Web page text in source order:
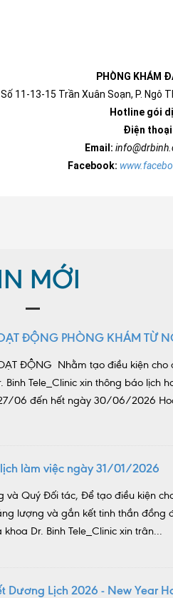
PHÒNG KHÁM
Số 11-13-15 Trần Xuân Soạn, P. Ngô
Hotline gói
Điện
Email:
Facebook:
MỚI
ĐỘNG PHÒNG KHÁM TỪ
ĐỘNG Nhằm tạo điều kiện
Binh Tele_Clinic xin thông báo lịch
06 đến hết ngày 30/06/2026
làm việc ngày 31/01/2026
và Quý Đối tác, Để tạo điều kiện
lượng và gắn kết tinh thần đồng
Dr. Binh Tele_Clinic xin trân...
Dương Lịch 2026 - New Year